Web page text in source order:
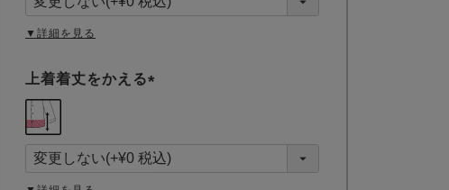
)
▼詳細を見る
上着着丈をかえる
須
)